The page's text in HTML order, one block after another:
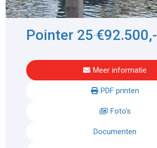
Pointer 25-€92.500,-
Meer informatie
PDF printen
Foto's
Documenten